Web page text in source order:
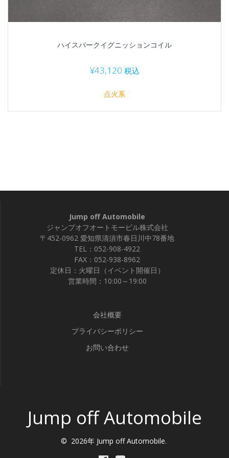
ハイスパークイグニッションコイル
¥43,120 税込
点火系
Jump off Automobile
ジャンプオフオートモービル株式会社
〒452-0962 愛知県清須市春日川中78番地
TEL：052-908-4922
FAX：052-938-8962
定休日：火曜日（イベント開催日）
営業時間：10:00～19:00
会社概要
プライバシーポリシー
お問い合わせ
Jump off Automobile
© 2026年 Jump off Automobile.